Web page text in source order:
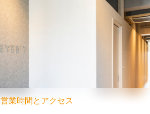
営業時間とアクセス